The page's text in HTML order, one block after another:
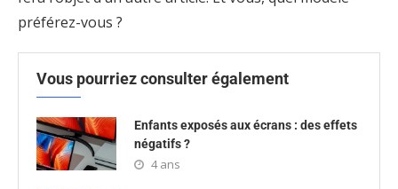
préférez-vous ?
Vous pourriez consulter également
Enfants exposés aux écrans : des effets
négatifs ?
4 ans